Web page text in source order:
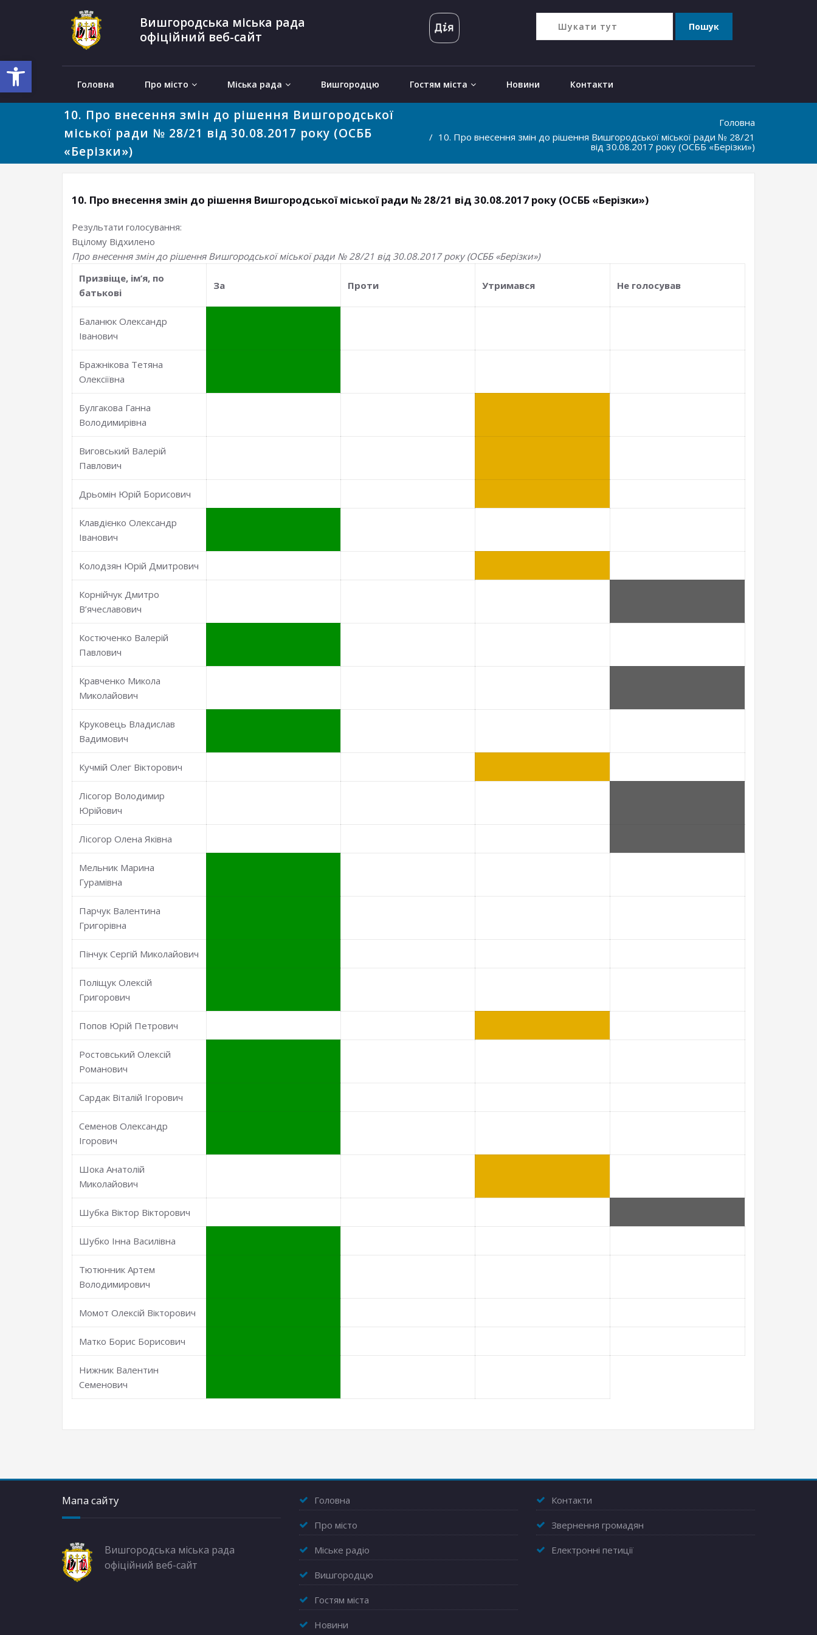
Відкрити Панель інструментів
Вишгородська міська рада
офіційний веб-сайт
Головна Про місто Міська рада Вишгородцю Гостям міста Новини Контакти
10. Про внесення змін до рішення Вишгородської
міської ради № 28/21 від 30.08.2017 року (ОСББ
«Берізки»)
Головна
10. Про внесення змін до рішення Вишгородської міської ради № 28/21
від 30.08.2017 року (ОСББ «Берізки»)
10. Про внесення змін до рішення Вишгородської міської ради № 28/21 від 30.08.2017 року (ОСББ «Берізки»)
Результати голосування:
Вцілому Відхилено
Про внесення змін до рішення Вишгородської міської ради № 28/21 від 30.08.2017 року (ОСББ «Берізки»)
Призвiще, iм’я, по
батьковi
За Проти Утримався Не голосував
Баланюк Олександр
Іванович
Бражнікова Тетяна
Олексіївна
Булгакова Ганна
Володимирівна
Виговський Валерій
Павлович
Дрьомін Юрій Борисович
Клавдієнко Олександр
Іванович
Колодзян Юрій Дмитрович
Корнійчук Дмитро
В’ячеславович
Костюченко Валерій
Павлович
Кравченко Микола
Миколайович
Круковець Владислав
Вадимович
Кучмій Олег Вікторович
Лісогор Володимир
Юрійович
Лісогор Олена Яківна
Мельник Марина
Гурамівна
Парчук Валентина
Григорівна
Пінчук Сергій Миколайович
Поліщук Олексій
Григорович
Попов Юрій Петрович
Ростовський Олексій
Романович
Сардак Віталій Ігорович
Семенов Олександр
Ігорович
Шока Анатолій
Миколайович
Шубка Віктор Вікторович
Шубко Інна Василівна
Тютюнник Артем
Володимирович
Момот Олексій Вікторович
Матко Борис Борисович
Нижник Валентин
Семенович
Мапа сайту
Вишгородська міська рада
офіційний веб-сайт
Головна
Про місто
Міське радіо
Вишгородцю
Гостям міста
Новини
Контакти
Звернення громадян
Електронні петиції